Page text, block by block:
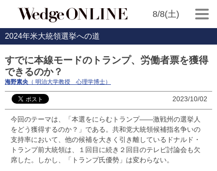
8/8(土)
2024年米大統領選挙への道
すでに本線モードのトランプ、労働者票を獲得
できるのか？
海野素央 （ 明治大学教授 心理学博士）
2023/10/02
今回のテーマは、「本選をにらむトランプ――激戦州の選挙人
をどう獲得するのか？」である。共和党大統領候補指名争いの
支持率において、他の候補を大きく引き離しているドナルド・
トランプ前大統領は、１回目に続き２回目のテレビ討論会も欠
席した。しかし、「トランプ氏優勢」は変わらない。